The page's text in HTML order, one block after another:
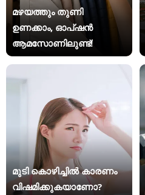
മഴയത്തും തുണി
ഉണക്കാം, ഓപ്ഷൻ
ആമസോണിലുണ്ട്!
മുടി കൊഴിച്ചിൽ കാരണം
വിഷമിക്കുകയാണോ?